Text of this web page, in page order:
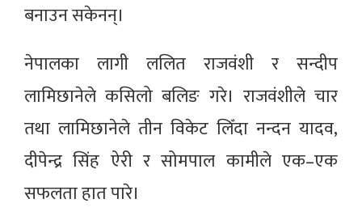
बनाउन सकेनन्।
नेपालका लागी ललित राजवंशी र सन्दीप
लामिछानेले कसिलो बलिङ गरे। राजवंशीले चार
तथा लामिछानेले तीन विकेट लिँदा नन्दन यादव,
दीपेन्द्र सिंह ऐरी र सोमपाल कामीले एक–एक
सफलता हात पारे।